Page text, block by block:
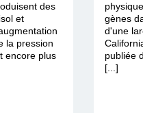
des
et
la pression
encore plus
gènes
d'une
publiée
[...]